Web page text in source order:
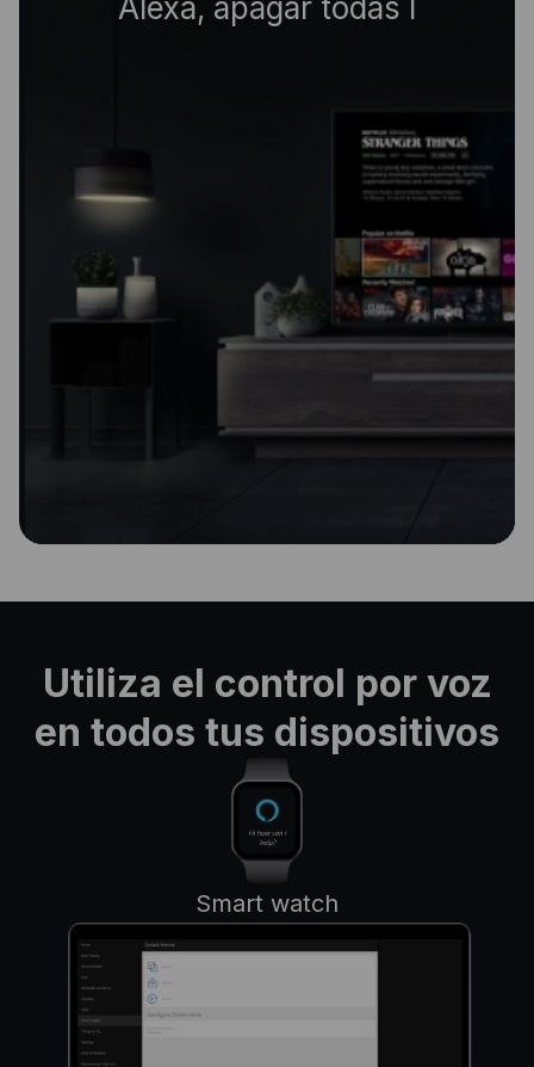
Alexa, apagar todas las luces.
Utiliza el control por voz
en todos tus dispositivos
Smart watch